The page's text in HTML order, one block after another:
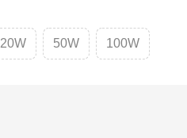
20W 50W 100W